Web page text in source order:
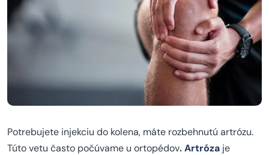
Potrebujete injekciu do kolena, máte rozbehnutú artrózu.
Túto vetu často počúvame u ortopédov. Artróza je